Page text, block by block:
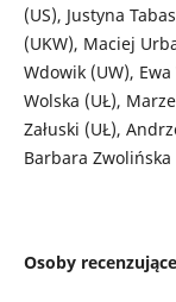
(US), Justyna
(UKW), Maciej
Wdowik (UW),
Wolska (UŁ),
Załuski (UŁ),
Barbara Zwolińska
Osoby